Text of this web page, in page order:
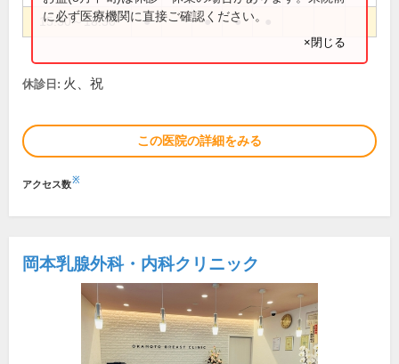
15:30～18:30 ● ● ●
に必ず医療機関に直接ご確認ください。
×閉じる
休診日: 火、祝
この医院の詳細をみる
アクセス数※
岡本乳腺外科・内科クリニック